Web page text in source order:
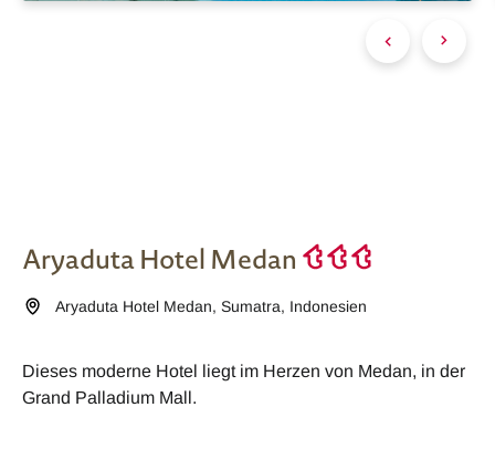
Aryaduta Hotel Medan
Aryaduta Hotel Medan,Sumatra, Indonesien
Dieses moderne Hotel liegt im Herzen von Medan, in der
Grand Palladium Mall.